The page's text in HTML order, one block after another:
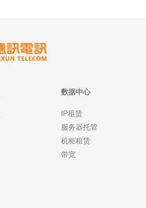
数据中心
IP租赁
服务器托管
机柜租赁
带宽